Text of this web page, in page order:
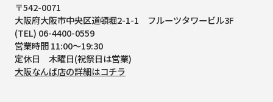
〒542-0071
大阪府大阪市中央区道頓堀2-1-1
フルーツタワービル3F
(TEL) 06-4400-0559
営業時間 11:00～19:30
定休日 木曜日(祝祭日は営業)
大阪なんば店の詳細はコチラ